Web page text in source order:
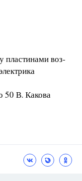
пластинами воз-
50 В. Какова